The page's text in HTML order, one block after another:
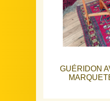
GUÉRIDON